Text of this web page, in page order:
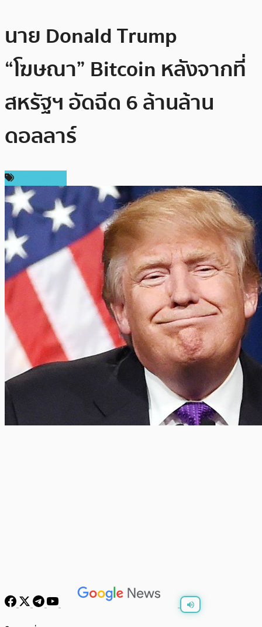
นาย Donald Trump
“โฆษณา” Bitcoin หลังจากที่
สหรัฐฯ อัดฉีด 6 ล้านล้าน
ดอลลาร์